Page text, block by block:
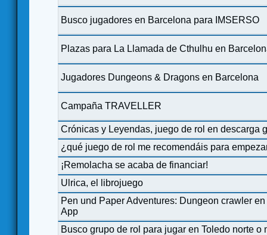
Busco jugadores en Barcelona para IMSERSO
Plazas para La Llamada de Cthulhu en
Jugadores Dungeons & Dragons en Barcelona
Campaña TRAVELLER
Crónicas y Leyendas, juego de rol en descarga
¿qué juego de rol me recomendáis para
¡Remolacha se acaba de financiar!
Ulrica, el librojuego
Pen und Paper Adventures: Dungeon crawler
App
Busco grupo de rol para jugar en Toledo norte o